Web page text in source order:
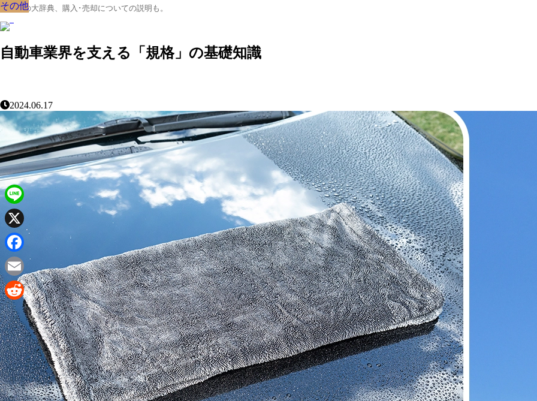
クルマの大辞典、購入･売却についての説明も。
自動車業界を支える「規格」の基礎知識
その他
2024.06.17
その他
その他
その他
その他
その他
その他
その他
その他
Line
X
Facebook
Email
Reddit